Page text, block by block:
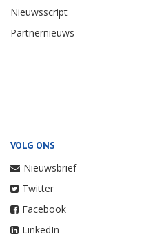
Nieuwsscript
Partnernieuws
VOLG ONS
Nieuwsbrief
Twitter
Facebook
LinkedIn